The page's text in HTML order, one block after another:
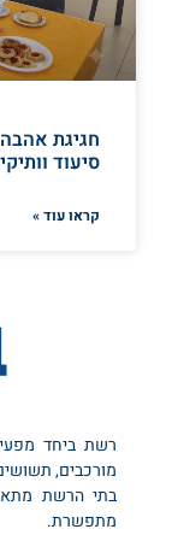
חגיגת
סיעוד
קראו עוד »
רשת ביחד
מורכבים,
בתי הרשת
מתפשרת.